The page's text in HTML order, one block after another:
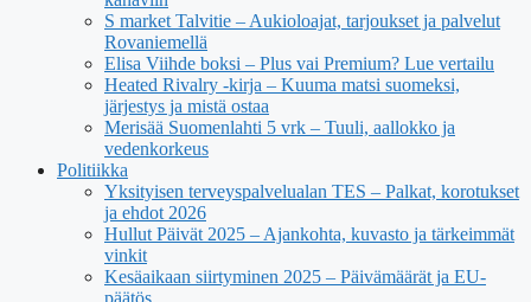
S market Talvitie – Aukioloajat, tarjoukset ja palvelut
Rovaniemellä
Elisa Viihde boksi – Plus vai Premium? Lue vertailu
Heated Rivalry -kirja – Kuuma matsi suomeksi,
järjestys ja mistä ostaa
Merisää Suomenlahti 5 vrk – Tuuli, aallokko ja
vedenkorkeus
Politiikka
Yksityisen terveyspalvelualan TES – Palkat, korotukset
ja ehdot 2026
Hullut Päivät 2025 – Ajankohta, kuvasto ja tärkeimmät
vinkit
Kesäaikaan siirtyminen 2025 – Päivämäärät ja EU-
päätös